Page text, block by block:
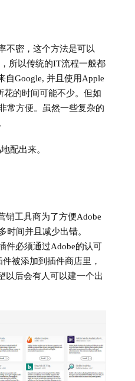
不密，这个方法是可以
所以传统的IT流程一般都
自Google, 并且使用Apple
花的时间可能不少。但如
常方便。虽然一些复杂的
配出来。
销工具商为了方便Adobe
时间并且减少出错。
件必须通过Adobe的认可
被添加到插件商店里，
以后会有人可以建一个出